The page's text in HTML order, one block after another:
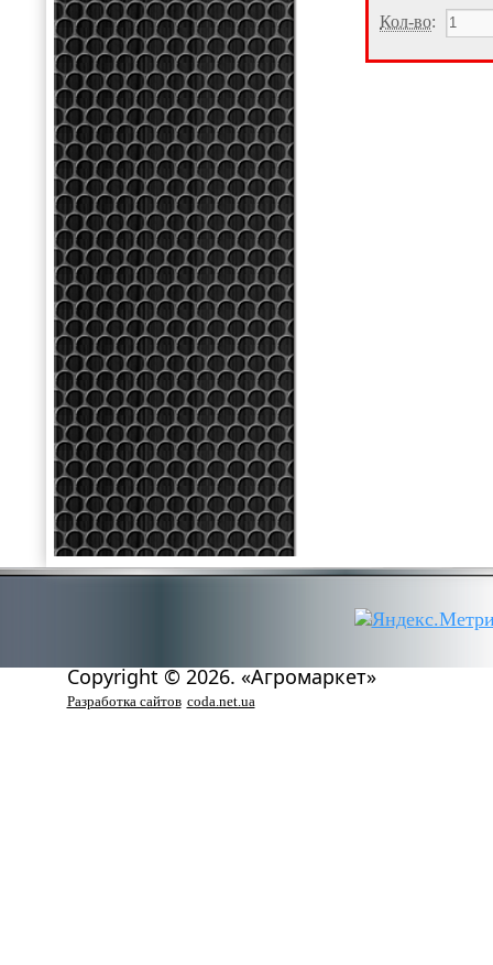
Кол-во:
Copyright © 2026. «Агромаркет»
Разработка сайтов coda.net.ua